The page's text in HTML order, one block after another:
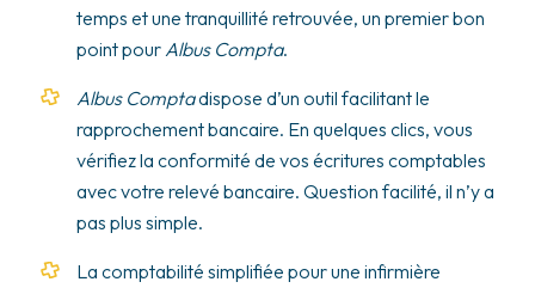
temps et une tranquillité retrouvée, un premier bon
point pour Albus Compta.
Albus Comptadispose d’un outil facilitant le
rapprochement bancaire. En quelques clics, vous
vérifiez la conformité de vos écritures comptables
avec votre relevé bancaire. Question facilité, il n’y a
pas plus simple.
La comptabilité simplifiée pour une infirmière